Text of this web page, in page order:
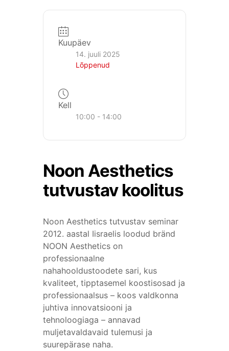
Kuupäev
14. juuli 2025
Lõppenud
Kell
10:00 - 14:00
Noon Aesthetics
tutvustav koolitus
Noon Aesthetics tutvustav seminar
2012. aastal Iisraelis loodud bränd
NOON Aesthetics on
professionaalne
nahahooldustoodete sari, kus
kvaliteet, tipptasemel koostisosad ja
professionaalsus – koos valdkonna
juhtiva innovatsiooni ja
tehnoloogiaga – annavad
muljetavaldavaid tulemusi ja
suurepärase naha.